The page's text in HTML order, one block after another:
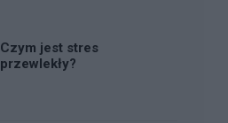
Czym jest stres
przewlekły?